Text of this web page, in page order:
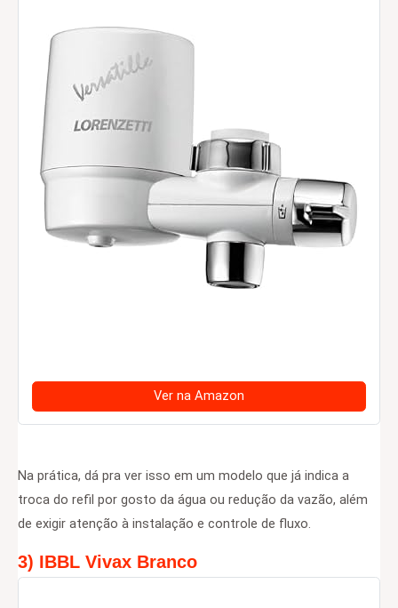
Ver na Amazon
Na prática, dá pra ver isso em um modelo que já indica a
troca do refil por gosto da água ou redução da vazão, além
de exigir atenção à instalação e controle de fluxo.
3) IBBL Vivax Branco